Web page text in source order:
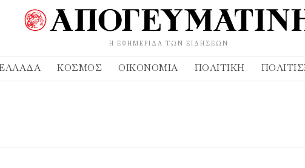
Η ΕΦΗΜΕΡΊΔΑ ΤΩΝ ΕΙΔΉΣΕΩΝ
ΚΌΣΜΟΣ ΟΙΚΟΝΟΜΊΑ ΠΟΛΙΤΙΚΉ